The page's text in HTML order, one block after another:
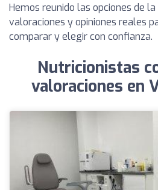
Hemos reunido las opciones de la
valoraciones y opiniones reales
comparar y elegir con confianza.
Nutricionistas
valoraciones en